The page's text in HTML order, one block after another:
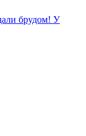
Гітлера, що не